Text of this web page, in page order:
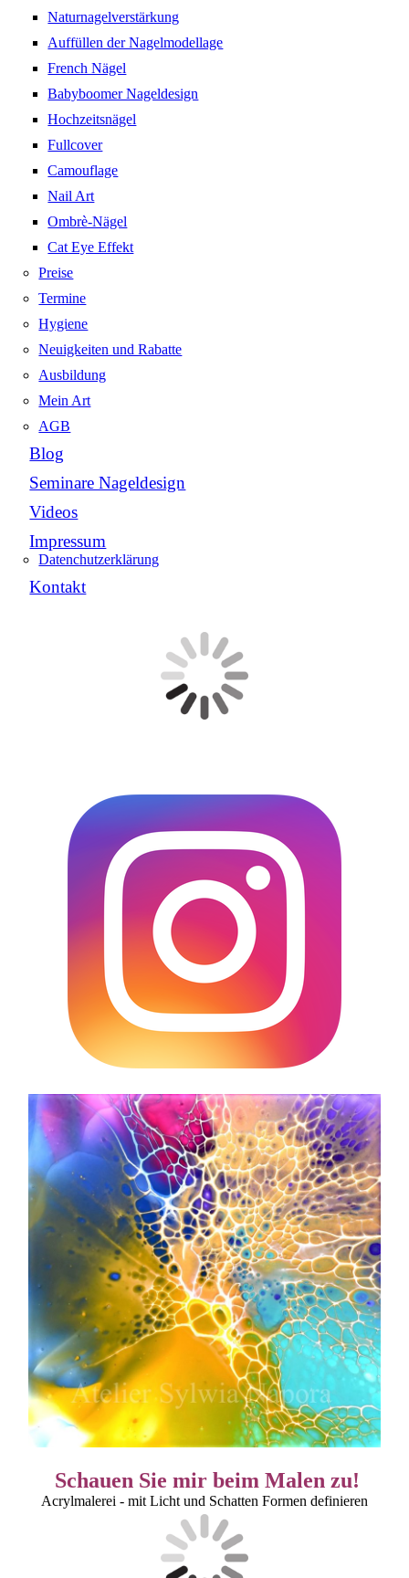
Naturnagelverstärkung
Auffüllen der Nagelmodellage
French Nägel
Babyboomer Nageldesign
Hochzeitsnägel
Fullcover
Camouflage
Nail Art
Ombrè-Nägel
Cat Eye Effekt
Preise
Termine
Hygiene
Neuigkeiten und Rabatte
Ausbildung
Mein Art
AGB
Blog
Seminare Nageldesign
Videos
Impressum
Datenchutzerklärung
Kontakt
Schauen Sie mir beim Malen zu!
Acrylmalerei - mit Licht und Schatten Formen definieren